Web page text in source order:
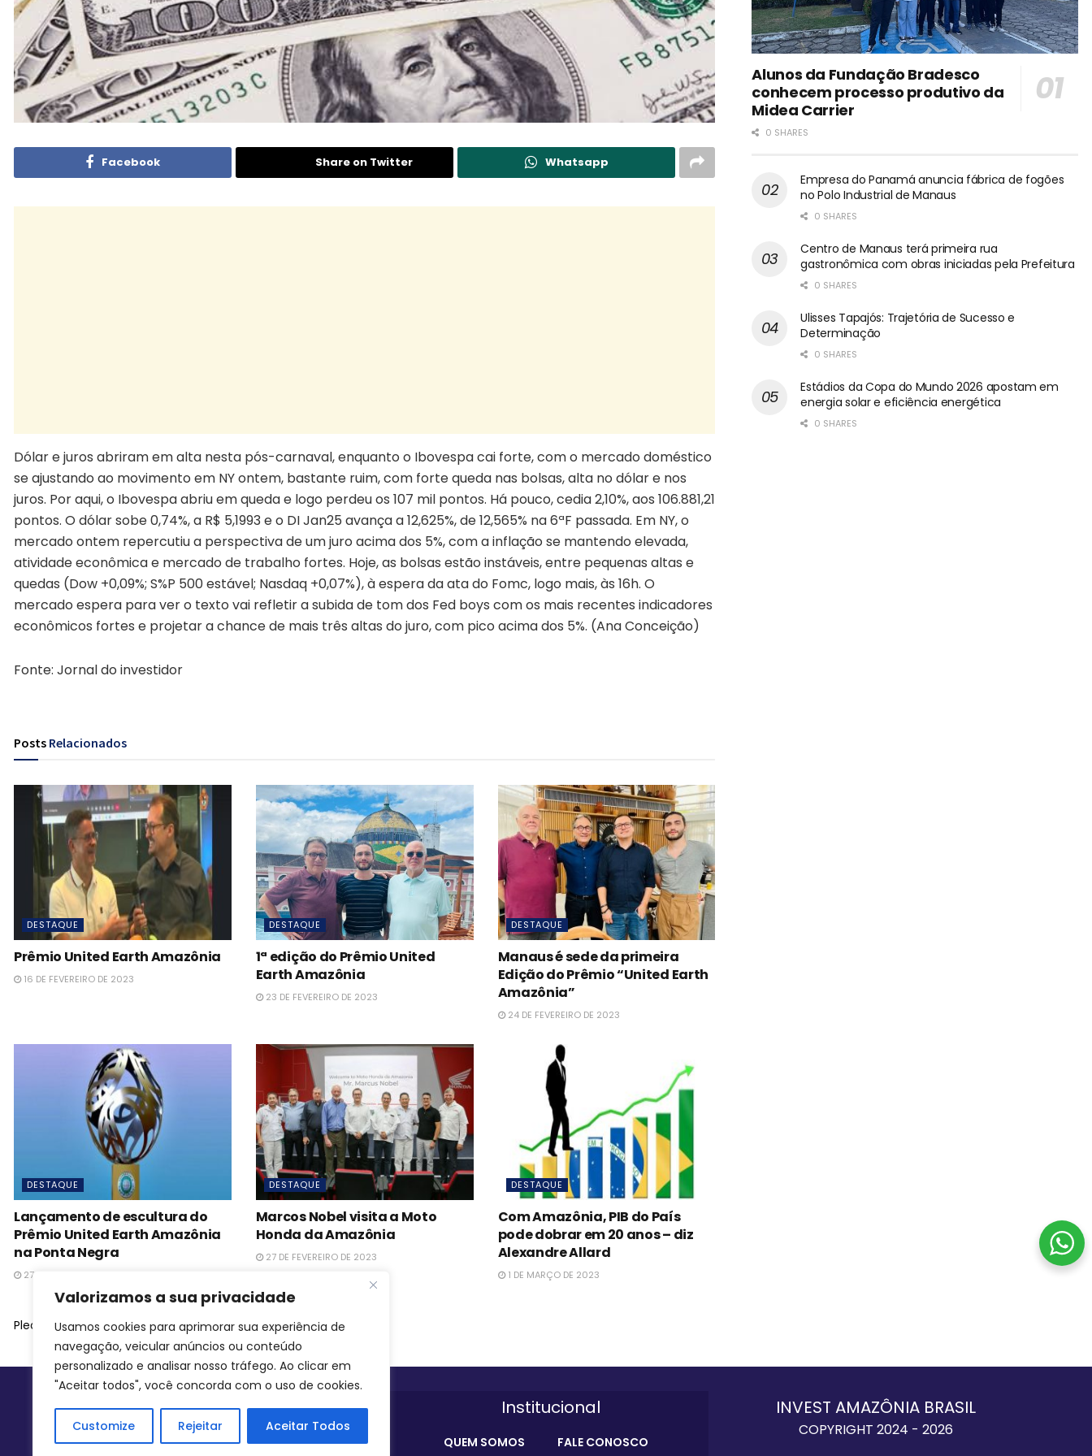
Valorizamos a sua privacidade
Usamos cookies para aprimorar sua experiência de
navegação, veicular anúncios ou conteúdo
personalizado e analisar nosso tráfego. Ao clicar em
"Aceitar todos", você concorda com o uso de cookies.
Customize Rejeitar Aceitar Todos
Facebook Share on Twitter Whatsapp
Dólar e juros abriram em alta nesta pós-carnaval, enquanto o Ibovespa cai forte, com o mercado doméstico
se ajustando ao movimento em NY ontem, bastante ruim, com forte queda nas bolsas, alta no dólar e nos
juros. Por aqui, o Ibovespa abriu em queda e logo perdeu os 107 mil pontos. Há pouco, cedia 2,10%, aos 106.881,21
pontos. O dólar sobe 0,74%, a R$ 5,1993 e o DI Jan25 avança a 12,625%, de 12,565% na 6ªF passada. Em NY, o
mercado ontem repercutiu a perspectiva de um juro acima dos 5%, com a inflação se mantendo elevada,
atividade econômica e mercado de trabalho fortes. Hoje, as bolsas estão instáveis, entre pequenas altas e
quedas (Dow +0,09%; S%P 500 estável; Nasdaq +0,07%), à espera da ata do Fomc, logo mais, às 16h. O
mercado espera para ver o texto vai refletir a subida de tom dos Fed boys com os mais recentes indicadores
econômicos fortes e projetar a chance de mais três altas do juro, com pico acima dos 5%. (Ana Conceição)
Fonte: Jornal do investidor
Posts Relacionados
DESTAQUE
Prêmio United Earth Amazônia
16 DE FEVEREIRO DE 2023
DESTAQUE
1ª edição do Prêmio United
Earth Amazônia
23 DE FEVEREIRO DE 2023
DESTAQUE
Manaus é sede da primeira
Edição do Prêmio “United Earth
Amazônia”
24 DE FEVEREIRO DE 2023
DESTAQUE
Lançamento de escultura do
Prêmio United Earth Amazônia
na Ponta Negra
27 DE FEVEREIRO DE 2023
DESTAQUE
Marcos Nobel visita a Moto
Honda da Amazônia
27 DE FEVEREIRO DE 2023
DESTAQUE
Com Amazônia, PIB do País
pode dobrar em 20 anos – diz
Alexandre Allard
1 DE MARÇO DE 2023
Please loginto join discussion
Alunos da Fundação Bradesco
conhecem processo produtivo da
Midea Carrier
0 SHARES
Empresa do Panamá anuncia fábrica de fogões
no Polo Industrial de Manaus
0 SHARES
Centro de Manaus terá primeira rua
gastronômica com obras iniciadas pela Prefeitura
0 SHARES
Ulisses Tapajós: Trajetória de Sucesso e
Determinação
0 SHARES
Estádios da Copa do Mundo 2026 apostam em
energia solar e eficiência energética
0 SHARES
Siga-nos Institucional
QUEM SOMOS FALE CONOSCO
INVEST AMAZÔNIA BRASIL
COPYRIGHT 2024 - 2026